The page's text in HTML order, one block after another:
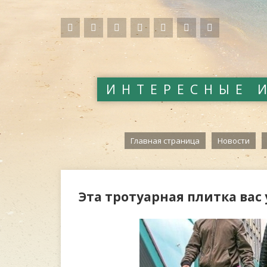
ИНТЕРЕСНЫЕ
Главная страница Новости
Эта тротуарная плитка